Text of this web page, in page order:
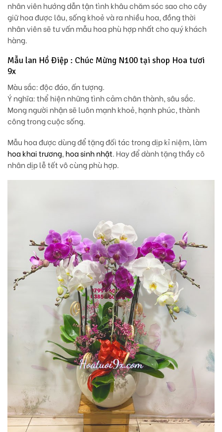
nhân viên hướng dẫn tận tình khâu chăm sóc sao cho cây
giữ hoa được lâu, sống khoẻ và ra nhiều hoa, đồng thời
nhân viên sẽ tư vấn mẫu hoa phù hợp nhất cho quý khách
hàng.
Mẫu lan Hồ Điệp : Chúc Mừng N100 tại shop Hoa tươi
9x
Màu sắc: độc đáo, ấn tượng.
Ý nghĩa: thể hiện những tình cảm chân thành, sâu sắc.
Mong người nhận sẽ luôn mạnh khoẻ, hạnh phúc, thành
công trong cuộc sống.
Mẫu hoa được dùng để tặng đối tác trong dịp kỉ niệm, làm
hoa khai trương, hoa sinh nhật. Hay để dành tặng thầy cô
nhân dịp lễ tết vô cùng phù hợp.